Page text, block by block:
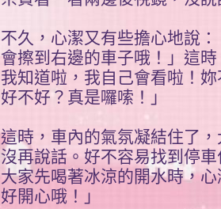
不久，心潔又有些擔心地說
會擦到右邊的車子哦！」這
我知道啦，我自己會看啦！
好不好？真是囉嗦！」
這時，車內的氣氛凝結住了
沒再說話。好不容易找到停
大家先喝著冰涼的開水時，
好開心哦！」